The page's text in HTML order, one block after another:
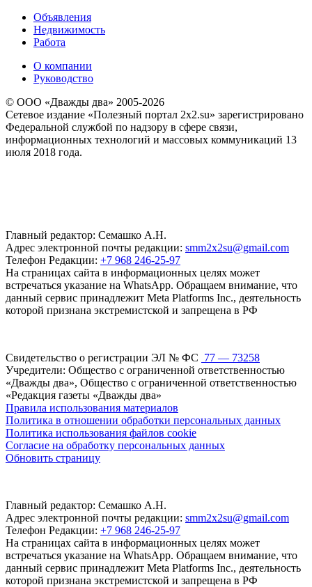
Объявления
Недвижимость
Работа
О компании
Руководство
© ООО «Дважды два» 2005-2026
Сетевое издание «Полезный портал 2x2.su» зарегистрировано
Федеральной службой по надзору в сфере связи,
информационных технологий и массовых коммуникаций 13
июля 2018 года.
Главный редактор: Семашко А.Н.
Адрес электронной почты редакции: smm2x2su@gmail.com
Телефон Редакции: +7 968 246-25-97
На страницах сайта в информационных целях может
встречаться указание на WhatsApp. Обращаем внимание, что
данный сервис принадлежит Meta Platforms Inc., деятельность
которой признана экстремистской и запрещена в РФ
Свидетельство о регистрации ЭЛ № ФС 77 — 73258
Учредители: Общество с ограниченной ответственностью
«Дважды два», Общество с ограниченной ответственностью
«Редакция газеты «Дважды два»
Правила использования материалов
Политика в отношении обработки персональных данных
Политика использования файлов cookie
Согласие на обработку персональных данных
Обновить страницу
Главный редактор: Семашко А.Н.
Адрес электронной почты редакции: smm2x2su@gmail.com
Телефон Редакции: +7 968 246-25-97
На страницах сайта в информационных целях может
встречаться указание на WhatsApp. Обращаем внимание, что
данный сервис принадлежит Meta Platforms Inc., деятельность
которой признана экстремистской и запрещена в РФ